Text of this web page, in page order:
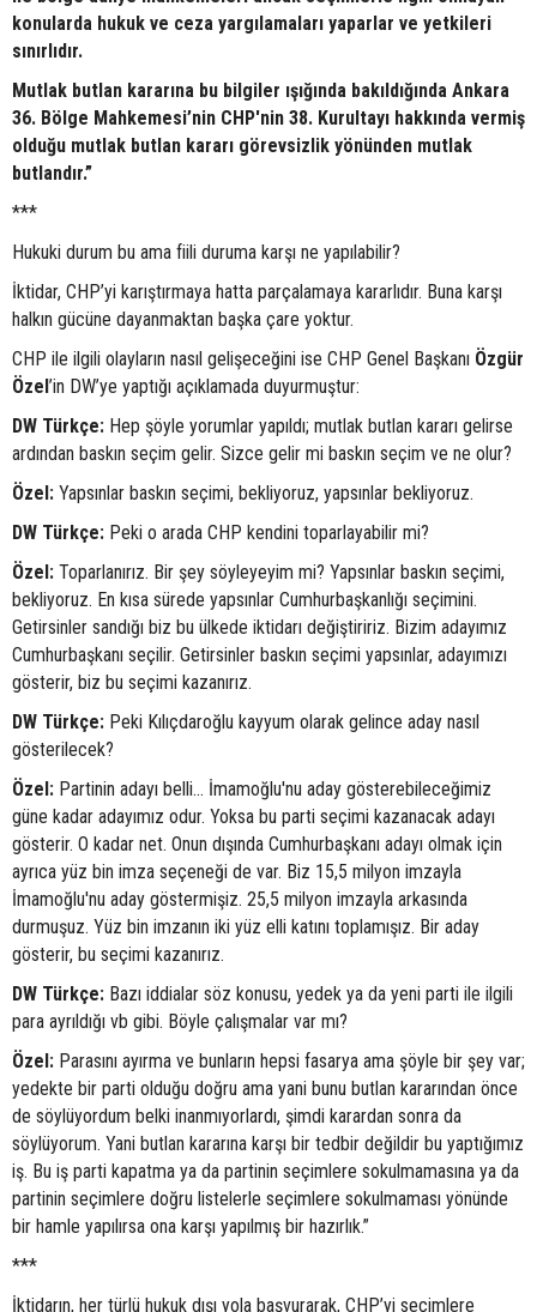
konularda hukuk ve ceza yargılamaları yaparlar ve yetkileri
sınırlıdır.
Mutlak butlan kararına bu bilgiler ışığında bakıldığında Ankara
36. Bölge Mahkemesi’nin CHP'nin 38. Kurultayı hakkında vermiş
olduğu mutlak butlan kararı görevsizlik yönünden mutlak
butlandır.”
***
Hukuki durum bu ama fiili duruma karşı ne yapılabilir?
İktidar, CHP’yi karıştırmaya hatta parçalamaya kararlıdır. Buna karşı
halkın gücüne dayanmaktan başka çare yoktur.
CHP ile ilgili olayların nasıl gelişeceğini ise CHP Genel Başkanı Özgür
Özel ’in DW’ye yaptığı açıklamada duyurmuştur:
DW Türkçe: Hep şöyle yorumlar yapıldı; mutlak butlan kararı gelirse
ardından baskın seçim gelir. Sizce gelir mi baskın seçim ve ne olur?
Özel: Yapsınlar baskın seçimi, bekliyoruz, yapsınlar bekliyoruz.
DW Türkçe: Peki o arada CHP kendini toparlayabilir mi?
Özel: Toparlanırız. Bir şey söyleyeyim mi? Yapsınlar baskın seçimi,
bekliyoruz. En kısa sürede yapsınlar Cumhurbaşkanlığı seçimini.
Getirsinler sandığı biz bu ülkede iktidarı değiştiririz. Bizim adayımız
Cumhurbaşkanı seçilir. Getirsinler baskın seçimi yapsınlar, adayımızı
gösterir, biz bu seçimi kazanırız.
DW Türkçe: Peki Kılıçdaroğlu kayyum olarak gelince aday nasıl
gösterilecek?
Özel: Partinin adayı belli... İmamoğlu'nu aday gösterebileceğimiz
güne kadar adayımız odur. Yoksa bu parti seçimi kazanacak adayı
gösterir. O kadar net. Onun dışında Cumhurbaşkanı adayı olmak için
ayrıca yüz bin imza seçeneği de var. Biz 15,5 milyon imzayla
İmamoğlu'nu aday göstermişiz. 25,5 milyon imzayla arkasında
durmuşuz. Yüz bin imzanın iki yüz elli katını toplamışız. Bir aday
gösterir, bu seçimi kazanırız.
DW Türkçe: Bazı iddialar söz konusu, yedek ya da yeni parti ile ilgili
para ayrıldığı vb gibi. Böyle çalışmalar var mı?
Özel: Parasını ayırma ve bunların hepsi fasarya ama şöyle bir şey var;
yedekte bir parti olduğu doğru ama yani bunu butlan kararından önce
de söylüyordum belki inanmıyorlardı, şimdi karardan sonra da
söylüyorum. Yani butlan kararına karşı bir tedbir değildir bu yaptığımız
iş. Bu iş parti kapatma ya da partinin seçimlere sokulmamasına ya da
partinin seçimlere doğru listelerle seçimlere sokulmaması yönünde
bir hamle yapılırsa ona karşı yapılmış bir hazırlık.”
***
İktidarın, her türlü hukuk dışı yola başvurarak, CHP’yi seçimlere